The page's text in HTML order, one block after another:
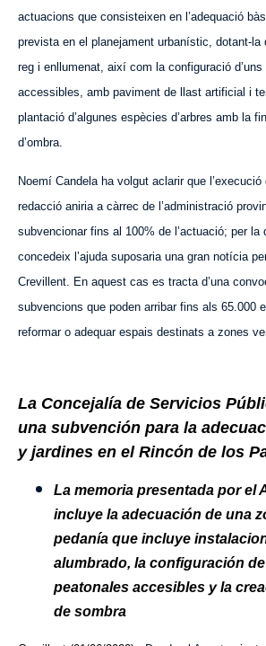
actuacions que consisteixen en l’adequació
prevista en el planejament urbanístic, dotant-la
reg i enllumenat, així com la configuració
accessibles, amb paviment de llast artificial i
plantació d’algunes espècies d’arbres amb la
d’ombra.
Noemí Candela ha volgut aclarir que
redacció aniria a càrrec de l’administració
subvencionar fins al 100% de l’actuació; per la
concedeix l’ajuda suposaria una gran notícia
Crevillent. En aquest cas es tracta d’una
subvencions que poden arribar fins als 65.000
reformar o adequar espais destinats a zones
La Concejalía de Servicios
una subvención para la
y jardines en el Rincón de los
La memoria presentada por el
incluye la adecuación de una
pedanía que incluye
alumbrado, la configuración
peatonales accesibles y la
de sombra